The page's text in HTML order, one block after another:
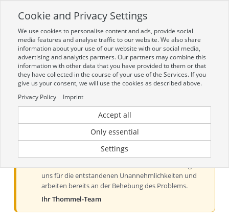
Zur mobilen Kompaktversion (Login erforderlich)
Toggle
navigation
Aktueller Hinweis zur Preis- und
Verfügbarkeitsanzeige
Liebe Kundinnen und Kunden, derzeit kann es bei der
Preis- und Verfügbarkeitsanzeige aus technischen
uns für die entstandenen Unannehmlichkeiten und
arbeiten bereits an der Behebung des Problems.
Ihr Thommel-Team
Cookie and Privacy Settings
We use cookies to personalise content and ads, provide social
media features and analyse traffic to our website. We also share
information about your use of our website with our social media,
advertising and analytics partners. Our partners may combine this
information with other data that you have provided to them or that
they have collected in the course of your use of the Services. If you
give us your consent, we will use the cookies as described above.
Privacy Policy
Imprint
Accept all
Only essential
Settings